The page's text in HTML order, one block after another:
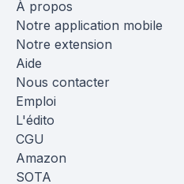
À propos
Notre application mobile
Notre extension
Aide
Nous contacter
Emploi
L'édito
CGU
Amazon
SOTA